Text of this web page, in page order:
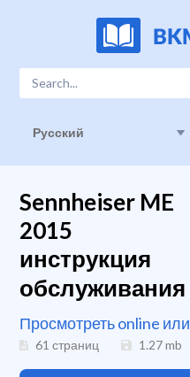
Русский
Sennheiser ME
2015
инструкция
обслуживания
Просмотреть online или
61 страниц 1.27mb